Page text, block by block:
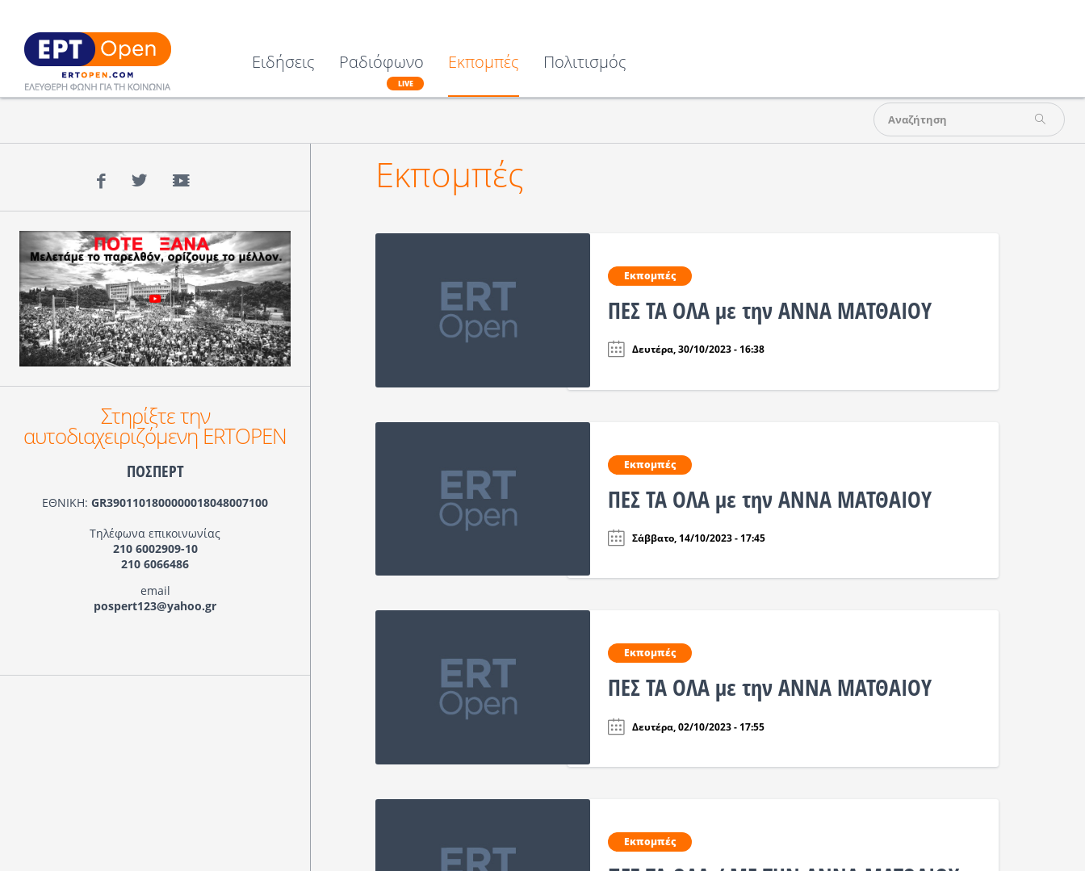
Ειδήσεις Ραδιόφωνο
LIVE
Εκπομπές Πολιτισμός
Εκπομπές
Εκπομπές
ΠΕΣ ΤΑ ΟΛΑ με την ΑΝΝΑ ΜΑΤΘΑΙΟΥ
Δευτέρα, 30/10/2023 - 16:38
Εκπομπές
ΠΕΣ ΤΑ ΟΛΑ με την ΑΝΝΑ ΜΑΤΘΑΙΟΥ
Σάββατο, 14/10/2023 - 17:45
Εκπομπές
ΠΕΣ ΤΑ ΟΛΑ με την ΑΝΝΑ ΜΑΤΘΑΙΟΥ
Δευτέρα, 02/10/2023 - 17:55
Εκπομπές
Facebook
TwitterYouTube
Στηρίξτε την
αυτοδιαχειριζόμενη ERTOPEN
ΠΟΣΠΕΡΤ
ΕΘΝΙΚΗ: GR3901101800000018048007100
Τηλέφωνα επικοινωνίας
210 6002909-10
210 6066486
email
pospert123@yahoo.gr